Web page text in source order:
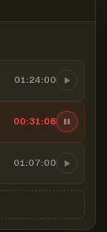
01:24:00
00:31:07
01:07:00